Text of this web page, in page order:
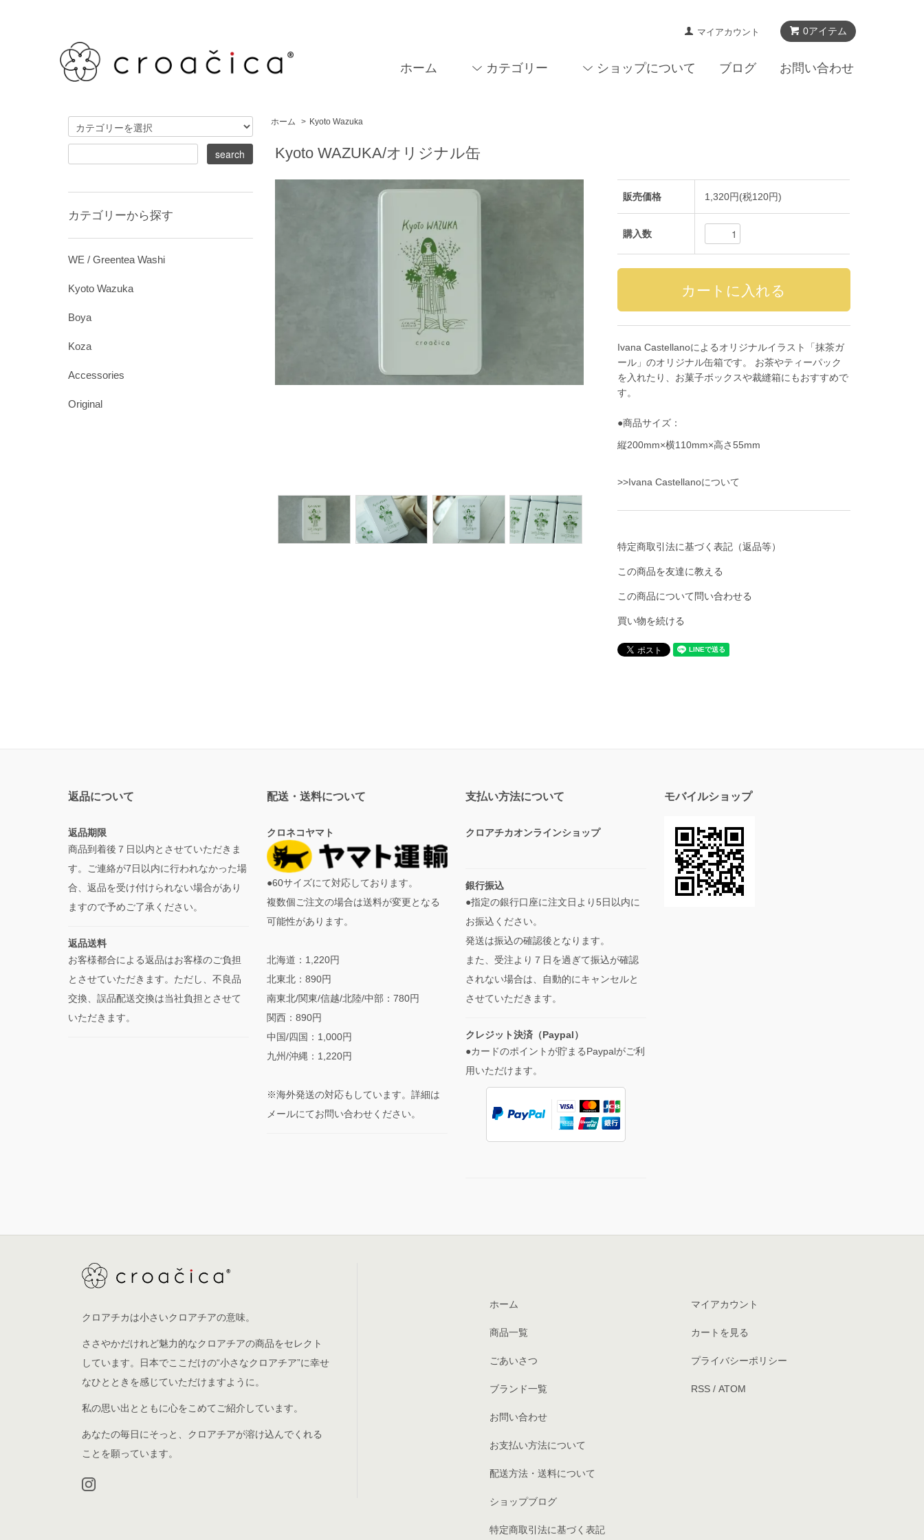
0アイテム
マイアカウント
ホーム カテゴリー ショップについて ブログ お問い合わせ
ホーム > Kyoto Wazuka
Kyoto WAZUKA/オリジナル缶
販売価格 1,320円(税120円)
購入数
Ivana Castellanoによるオリジナルイラスト「抹茶ガ
ール」のオリジナル缶箱です。 お茶やティーパック
を入れたり、お菓子ボックスや裁縫箱にもおすすめで
す。
●商品サイズ：
縦200mm×横110mm×高さ55mm
>>Ivana Castellanoについて
特定商取引法に基づく表記（返品等）
この商品を友達に教える
この商品について問い合わせる
買い物を続ける
カテゴリーから探す
WE / Greentea Washi
Kyoto Wazuka
Boya
Koza
Accessories
Original
返品について
返品期限
商品到着後７日以内とさせていただきま
す。ご連絡が7日以内に行われなかった場
合、返品を受け付けられない場合があり
ますので予めご了承ください。
返品送料
お客様都合による返品はお客様のご負担
とさせていただきます。ただし、不良品
交換、誤品配送交換は当社負担とさせて
いただきます。
配送・送料について
クロネコヤマト
●60サイズにて対応しております。
複数個ご注文の場合は送料が変更となる
可能性があります。
北海道：1,220円
北東北：890円
南東北/関東/信越/北陸/中部：780円
関西：890円
中国/四国：1,000円
九州/沖縄：1,220円
※海外発送の対応もしています。詳細は
メールにてお問い合わせください。
支払い方法について
クロアチカオンラインショップ
銀行振込
●指定の銀行口座に注文日より5日以内に
お振込ください。
発送は振込の確認後となります。
また、受注より７日を過ぎて振込が確認
されない場合は、自動的にキャンセルと
させていただきます。
クレジット決済（Paypal）
●カードのポイントが貯まるPaypalがご利
用いただけます。
モバイルショップ
クロアチカは小さいクロアチアの意味。
ささやかだけれど魅力的なクロアチアの商品をセレクト
しています。日本でここだけの“小さなクロアチア”に幸せ
なひとときを感じていただけますように。
私の思い出とともに心をこめてご紹介しています。
あなたの毎日にそっと、クロアチアが溶け込んでくれる
ことを願っています。
ホーム
商品一覧
ごあいさつ
ブランド一覧
お問い合わせ
お支払い方法について
配送方法・送料について
ショップブログ
特定商取引法に基づく表記
マイアカウント
カートを見る
プライバシーポリシー
RSS/ ATOM